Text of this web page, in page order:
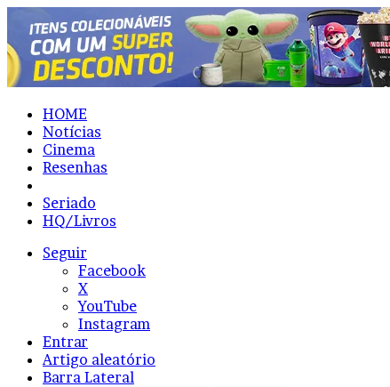
HOME
Notícias
Cinema
Resenhas
Seriado
HQ/Livros
Seguir
Facebook
X
YouTube
Instagram
Entrar
Artigo aleatório
Barra Lateral